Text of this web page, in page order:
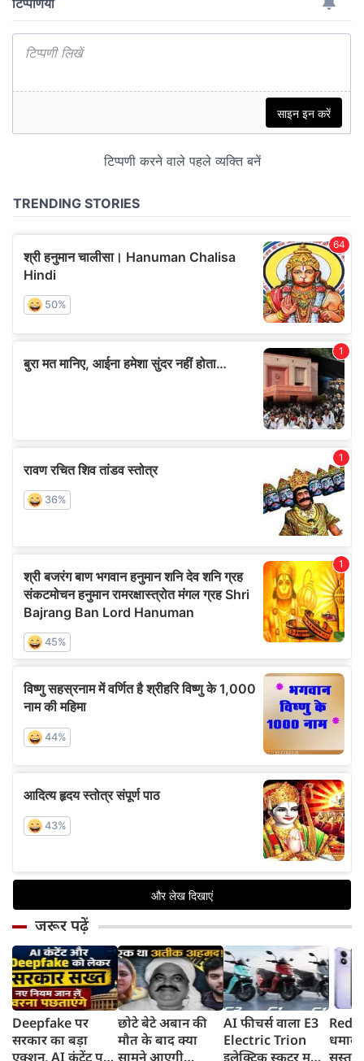
जरूर पढ़ें
Deepfake पर
सरकार का बड़ा
एक्शन, AI कंटेंट पर
छोटे बेटे अबान की
मौत के बाद क्या
सामने आएगी
AI फीचर्स वाला E3
Electric Trion
इलेक्ट्रिक स्कूटर मचा सस्ता